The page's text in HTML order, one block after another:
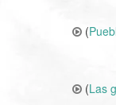
(
(Las